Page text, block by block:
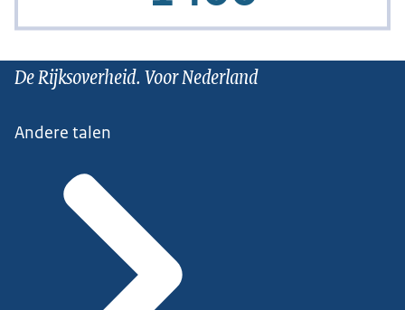
De Rijksoverheid. Voor Nederland
Andere talen